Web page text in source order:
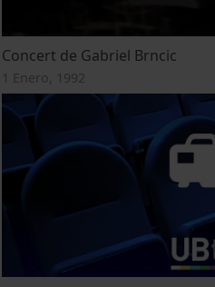
Concert de Gabriel Brncic
1 Enero, 1992